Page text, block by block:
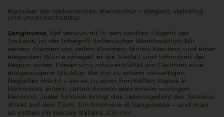
Klassiker der toskanischen Weinkultur – elegant, vielseitig
und unverwechselbar
Sangiovese, tief verwurzelt in den sanften Hügeln der
Toskana, ist der Inbegriff italienischer Weintradition. Mit
seinen Aromen von reifen Kirschen, feinen Kräutern und einer
eleganten Würze spiegelt er die Vielfalt und Schönheit der
Region wider. Dieser vino rosso entfaltet am Gaumen eine
ausgewogene Struktur, die ihn zu einem vielseitigen
Begleiter macht – sei es zu einer herzhaften Pappa al
Pomodoro, einem zarten Arrosto oder einem würzigen
Pecorino. Jeder Schluck bringt das Lebensgefühl der Toskana
direkt auf den Tisch. Ein bicchiere di Sangiovese – und man
ist mitten im Herzen Italiens. Cin cin!